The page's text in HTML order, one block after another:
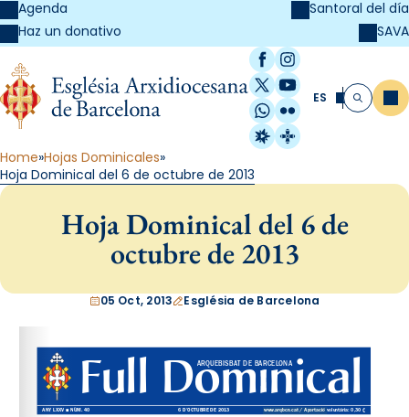
Agenda
Haz un donativo
Santoral del día
SAVA
Facebook
Instagram
X / Twitter
YouTube
WhatsApp
Flickr
Radio Estel
Catalunya
ES Buscar
Home Hojas Dominicales
Hoja Dominical del 6 de octubre de 2013
Hoja Dominical del 6 de
octubre de 2013
05 Oct, 2013 Església de Barcelona
www.arqbcn.cat / Aportació voluntària: 0,30